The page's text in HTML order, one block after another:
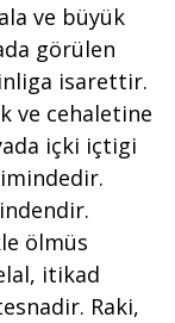
ve büyük
görülen
isarettir.
ve cehaletine
içki içtigi
ölmüs
itikad
Raki,